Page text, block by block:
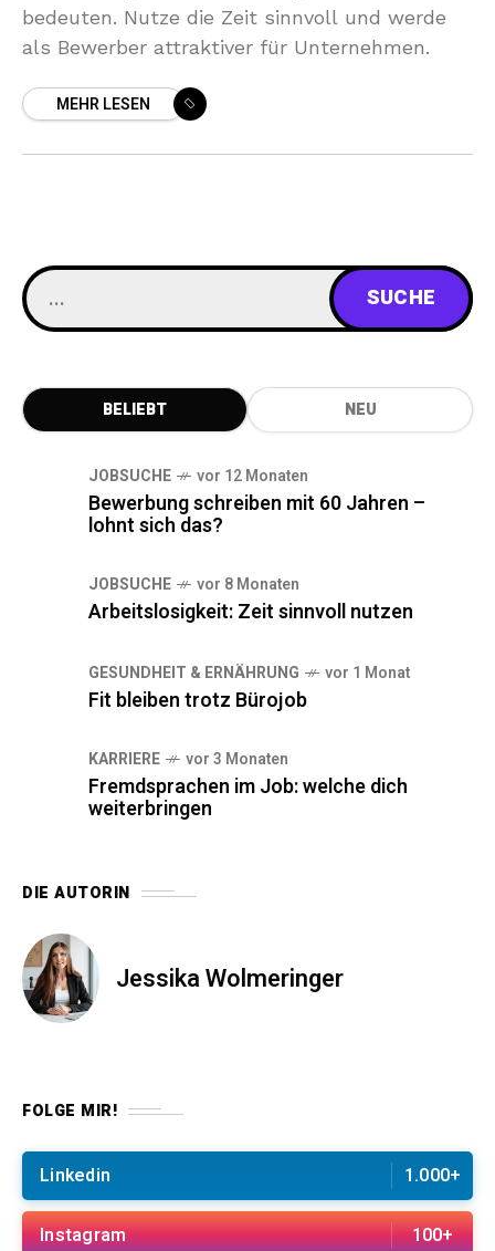
bedeuten. Nutze die Zeit sinnvoll und werde
als Bewerber attraktiver für Unternehmen.
MEHR LESEN
BELIEBT NEU
JOBSUCHE vor 12 Monaten
Bewerbung schreiben mit 60 Jahren –
lohnt sich das?
JOBSUCHE vor 8 Monaten
Arbeitslosigkeit: Zeit sinnvoll nutzen
GESUNDHEIT & ERNÄHRUNG vor 1 Monat
Fit bleiben trotz Bürojob
KARRIERE vor 3 Monaten
Fremdsprachen im Job: welche dich
weiterbringen
DIE AUTORIN
Jessika Wolmeringer
FOLGE MIR!
Linkedin 1.000+
Instagram 100+